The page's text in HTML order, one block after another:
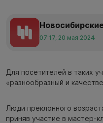
07:17, 20 мая 2024
Для посетителей в таких
«разнообразный и
Люди преклонного
приняв участие в мастер-